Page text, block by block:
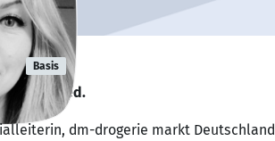
Basis
Mitglied.
dm-drogerie markt Deutschland